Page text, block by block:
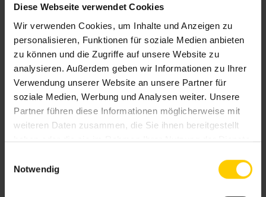
Diese Webseite verwendet Cookies
Wir verwenden Cookies, um Inhalte und Anzeigen zu
personalisieren, Funktionen für soziale Medien anbieten
zu können und die Zugriffe auf unsere Website zu
analysieren. Außerdem geben wir Informationen zu Ihrer
Verwendung unserer Website an unsere Partner für
soziale Medien, Werbung und Analysen weiter. Unsere
Partner führen diese Informationen möglicherweise mit
weiteren Daten zusammen, die Sie ihnen bereitgestellt
haben oder die sie im Rahmen Ihrer Nutzung der Dienste
Notwendig
Insektenschutz hält lästige Tiere fern
und sorgt gleichzeitig für frische Luft
und ein angenehmes Raumklima.